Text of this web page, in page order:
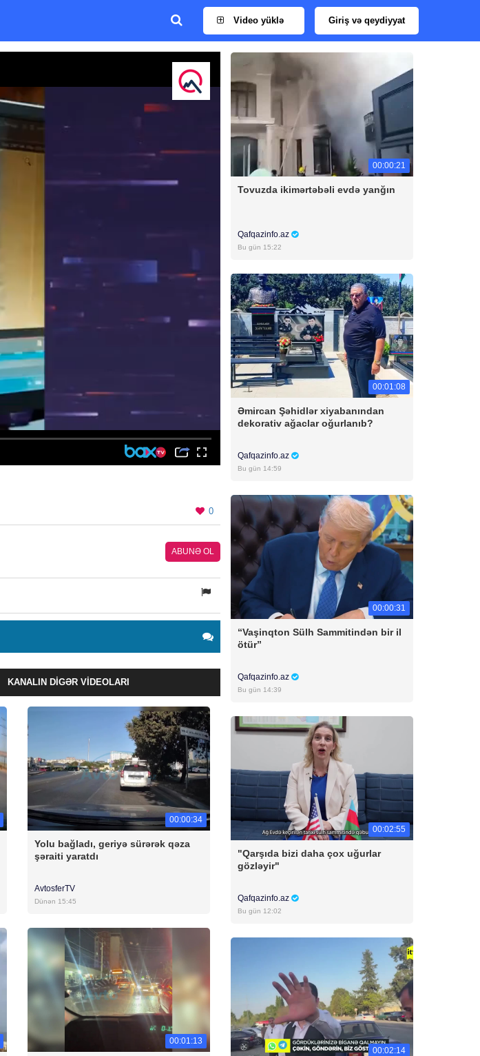
Video yüklə Giriş və qeydiyyat
0
ABUNƏ OL
KANALIN DIGƏR VIDEOLARI
00:00:34
Yolu bağladı, geriyə sürərək qəza
şəraiti yaratdı
AvtosferTV
Dünən 15:45
00:01:13
00:00:21
Tovuzda ikimərtəbəli evdə yanğın
Qafqazinfo.az
Bu gün 15:22
00:01:08
Əmircan Şəhidlər xiyabanından
dekorativ ağaclar oğurlanıb?
Qafqazinfo.az
Bu gün 14:59
00:00:31
“Vaşinqton Sülh Sammitindən bir il
ötür”
Qafqazinfo.az
Bu gün 14:39
00:02:55
"Qarşıda bizi daha çox uğurlar
gözləyir"
Qafqazinfo.az
Bu gün 12:02
00:02:14